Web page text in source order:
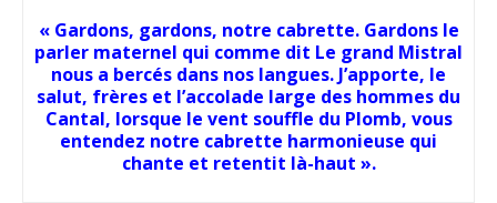
« Gardons, gardons, notre cabrette. Gardons le
parler maternel qui comme dit Le grand Mistral
nous a bercés dans nos langues. J’apporte, le
salut, frères et l’accolade large des hommes du
Cantal, lorsque le vent souffle du Plomb, vous
entendez notre cabrette harmonieuse qui
chante et retentit là-haut ».